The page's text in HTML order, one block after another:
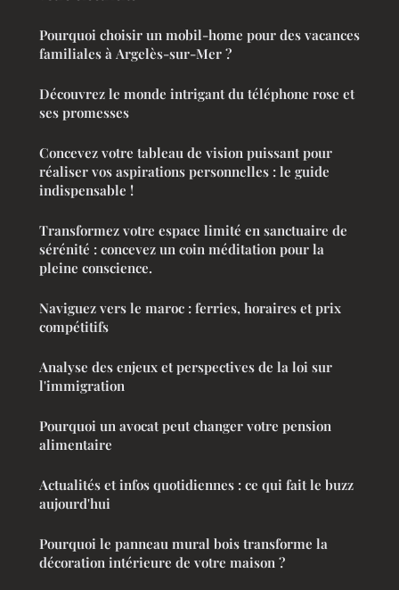
Pourquoi choisir un mobil-home pour des vacances
familiales à Argelès-sur-Mer ?
Découvrez le monde intrigant du téléphone rose et
ses promesses
Concevez votre tableau de vision puissant pour
réaliser vos aspirations personnelles : le guide
indispensable !
Transformez votre espace limité en sanctuaire de
sérénité : concevez un coin méditation pour la
pleine conscience.
Naviguez vers le maroc : ferries, horaires et prix
compétitifs
Analyse des enjeux et perspectives de la loi sur
l'immigration
Pourquoi un avocat peut changer votre pension
alimentaire
Actualités et infos quotidiennes : ce qui fait le buzz
aujourd'hui
Pourquoi le panneau mural bois transforme la
décoration intérieure de votre maison ?